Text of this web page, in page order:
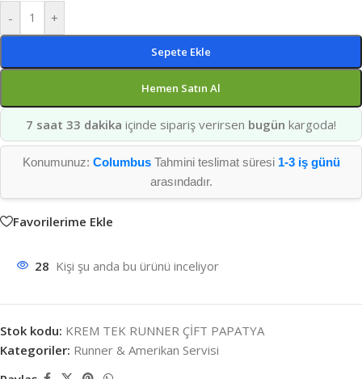
-
+
Sepete Ekle
Hemen Satın Al
7 saat 33 dakika içinde sipariş verirsen bugün kargoda!
Konumunuz: ColumbusTahmini teslimat süresi 1-3 iş günü
arasındadır.
Favorilerime Ekle
28 Kişi şu anda bu ürünü inceliyor
Stok kodu: KREM TEK RUNNER ÇİFT PAPATYA
Kategoriler: Runner & Amerikan Servisi